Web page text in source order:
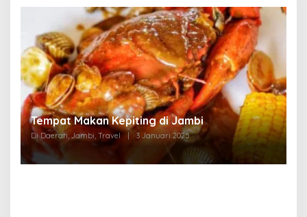
Tempat Makan di Thehok Jambi
Di Daerah, Jambi, Travel 3 Januari 2025